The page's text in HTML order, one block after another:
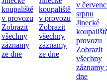
koupaliště
v provozu
Zobrazit
všechny
záznamy
ze dne
koupaliště
v provozu
Zobrazit
všechny
záznamy
ze dne
v
srpnu
Jinecké
provozu
Zobrazit
všechny
záznamy
dne